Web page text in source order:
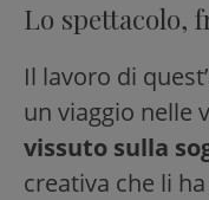
Lo spettacolo,
Il lavoro di
un viaggio nelle
vissuto sulla
creativa che li